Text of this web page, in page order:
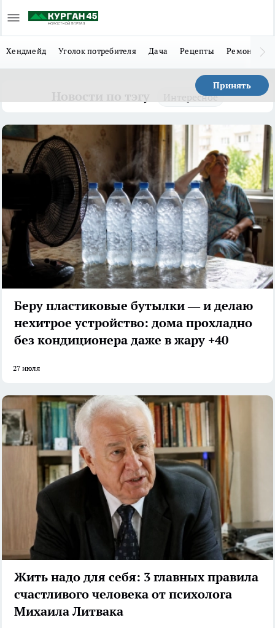
Хендмейд Уголок потребителя Дача Рецепты Ремонт
Принять
Интересное
Беру пластиковые бутылки — и делаю
нехитрое устройство: дома прохладно
без кондиционера даже в жару +40
27 июля
Жить надо для себя: 3 главных правила
счастливого человека от психолога
Михаила Литвака